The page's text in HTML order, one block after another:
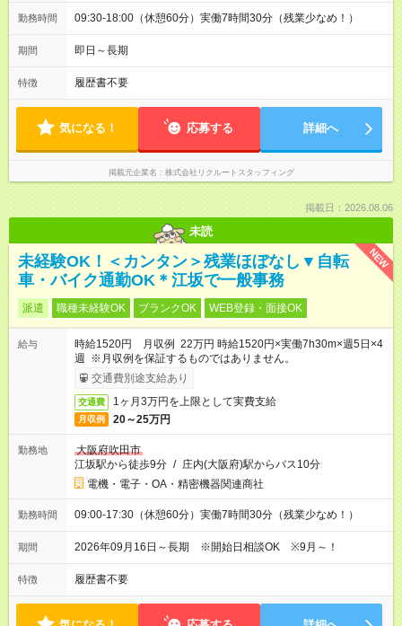
勤務時間 09:30-18:00（休憩60分）実働7時間30分（残業少なめ！）
期間 即日～長期
特徴 履歴書不要
気になる！ 応募する 詳細へ
掲載元企業名 株式会社リクルートスタッフィング
掲載日：2026.08.06
未読
NEW
未経験OK！＜カンタン＞残業ほぼなし▼自転
車・バイク通勤OK＊江坂で一般事務
派遣 職種未経験OK ブランクOK WEB登録・面接OK
給与
時給1520円 月収例 22万円 時給1520円×実働7h30m×週5日×4
週 ※月収例を保証するものではありません。
交通費別途支給あり
交通費 1ヶ月3万円を上限として実費支給
月収例 20～25万円
勤務地
大阪府吹田市
江坂駅から徒歩9分 / 庄内(大阪府)駅からバス10分
電機・電子・OA・精密機器関連商社
勤務時間 09:00-17:30（休憩60分）実働7時間30分（残業少なめ！）
期間 2026年09月16日～長期 ※開始日相談OK ※9月～！
特徴 履歴書不要